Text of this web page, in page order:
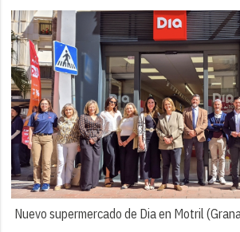
Nuevo supermercado de Dia en Motril